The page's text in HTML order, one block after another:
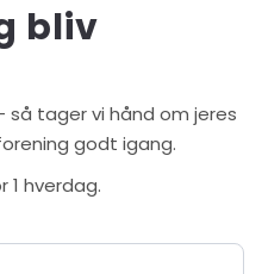
bliv
så tager vi hånd om jeres
godt igang.
1 hverdag.